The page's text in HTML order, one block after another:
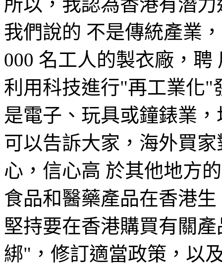
我們說的 不是傳統產業
000 名工人的製衣廠，
利用科技進行"再工業化"
是電子、玩具或鐘錶業
可以告訴大家，海外買
心，信心高 於其他地方
食品和醫藥產品在香港
堅持要在香港購買有關
綁"，修訂適當政策，以